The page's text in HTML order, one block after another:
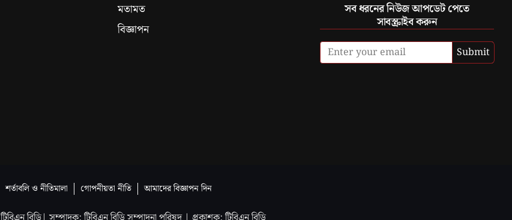
মতামত
বিজ্ঞাপন
সব ধরনের নিউজ আপডেট পেতে
সাবস্ক্রাইব করুন
Submit
শর্তাবলি ও নীতিমালা গোপনীয়তা নীতি আমাদের বিজ্ঞাপন দিন